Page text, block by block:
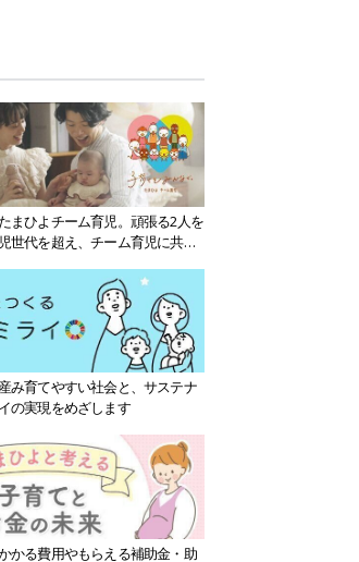
まひよチーム育児。頑張る2人を
世代を超え、チーム育児に共感
み育てやすい社会と、サステナ
の実現をめざします
かる費用やもらえる補助金・助